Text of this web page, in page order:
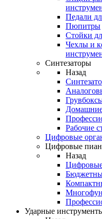
Педали
Пюпитры
Стойки
Чехлы и
Синтезаторы
Назад
Рабочие
Цифровые
Цифровые
Назад
Ударные